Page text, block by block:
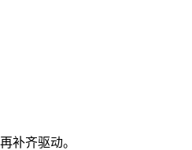
补齐驱动。